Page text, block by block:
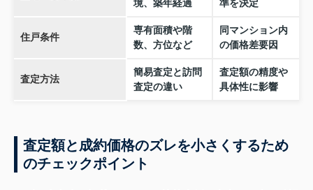
境、築年経過
準を決定
住戸条件
専有面積や階
数、方位など
同マンション内
の価格差要因
査定方法
簡易査定と訪問
査定の違い
査定額の精度や
具体性に影響
査定額と成約価格のズレを小さくするため
のチェックポイント